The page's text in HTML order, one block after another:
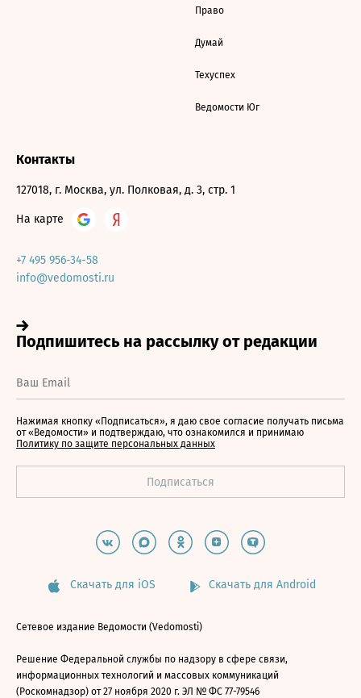
Право
Думай
Техуспех
Ведомости Юг
Контакты
127018, г. Москва, ул. Полковая, д. 3, стр. 1
На карте
+7 495 956-34-58
info@vedomosti.ru
Нажимая кнопку «Подписаться», я даю свое согласие получать письма
от «Ведомости» и подтверждаю, что ознакомился и принимаю
Политику по защите персональных данных
Скачать для iOS Скачать для Android
Сетевое издание Ведомости (Vedomosti)
Решение Федеральной службы по надзору в сфере связи,
информационных технологий и массовых коммуникаций
(Роскомнадзор) от 27 ноября 2020 г. ЭЛ № ФС 77-79546